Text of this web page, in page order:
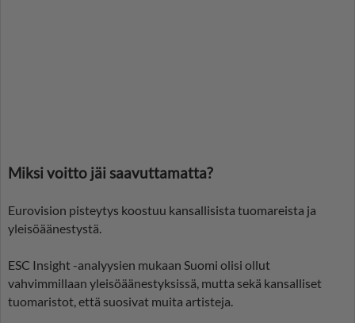
Miksi voitto jäi saavuttamatta?
Eurovision pisteytys koostuu kansallisista tuomareista ja
yleisöäänestystä.
ESC Insight -analyysien mukaan Suomi olisi ollut
vahvimmillaan yleisöäänestyksissä, mutta sekä kansalliset
tuomaristot, että suosivat muita artisteja.